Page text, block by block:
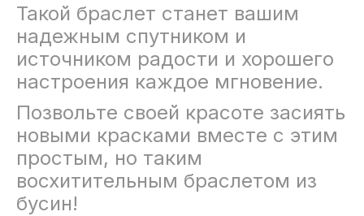
Такой браслет станет вашим
надежным спутником и
источником радости и хорошего
настроения каждое мгновение.
Позвольте своей красоте засиять
новыми красками вместе с этим
простым, но таким
восхитительным браслетом из
бусин!